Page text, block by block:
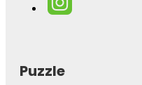
Puzzle